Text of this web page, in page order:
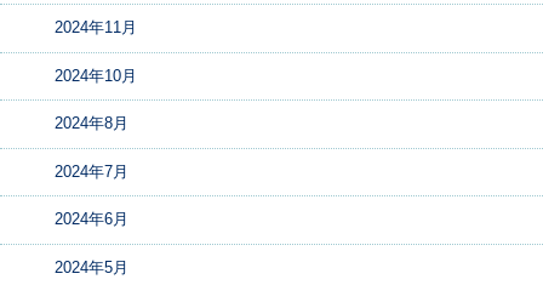
2024年11月
2024年10月
2024年8月
2024年7月
2024年6月
2024年5月